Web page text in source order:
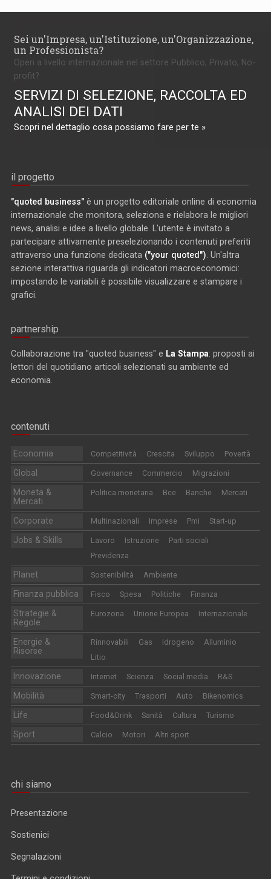
Sei un'Impresa, un'Istituzione, un'Organizzazione,
un Professionista?
Operi a livello internazionale nel settore Pubblico, Privato, No-
profit?
SERVIZI DI SELEZIONE, RACCOLTA ED
ANALISI DEI DATI
Scopri nel dettaglio cosa possiamo fare per te »
il progetto
"quoted business" è un progetto editoriale online di economia
internazionale che monitora, seleziona e rielabora le migliori
news, analisi e idee a livello globale. L'utente è invitato a
partecipare attivamente preselezionando i contenuti preferiti
attraverso una funzione dedicata ("your quoted") . Un'altra
sezione interattiva riguarda gli indicatori macroeconomici:
impostando le variabili è possibile visualizzare e stampare i
grafici.
partnership
Collaborazione tra "quoted business" e La Stampa: proposti ai
lettori del quotidiano articoli selezionati su ambiente ed
economia.
contenuti
Economia Competitività Crescita Sviluppo Povertà
Global Governance Commercio Migrazioni
Moneta &
Mercati
Politica monetaria Bce Banche Mercati
Corporate Multinazionali Imprese Pmi Start-up
Jobs & Skills Lavoro Istruzione
Parti sociali
Previdenza
Planet Sostenibilità Ambiente
Finanza pubblica Fisco Spesa Politiche Finanza
Strategie &
Regole
Eurozona Unione Europea Internazionale
Energie &
Risorse
Rinnovabili Gas Idrogeno
Alluminio
Litio
Innovazione Internet Scienza Social media R&S
Mobilità Smart-city Trasporti Auto Bikenomics
Life Food&Drink Sanità Cultura Turismo
Sport Calcio Motori Altri sport
chi siamo
Presentazione
Sostienici
Segnalazioni